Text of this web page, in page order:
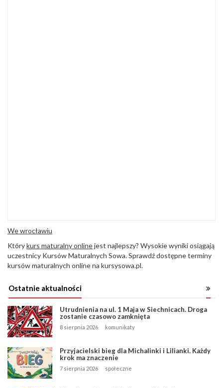
We wrocławiu
Którykurs maturalny onlinejest najlepszy? Wysokie wyniki osiągają
uczestnicy Kursów Maturalnych Sowa. Sprawdź dostępne terminy
kursów maturalnych online na kursysowa.pl.
Ostatnie aktualności
Utrudnienia na ul. 1 Maja w Siechnicach. Droga
zostanie czasowo zamknięta
8 sierpnia 2026 komunikaty
Przyjacielski bieg dla Michalinki i Lilianki. Każdy
krok ma znaczenie
7 sierpnia 2026 społeczne